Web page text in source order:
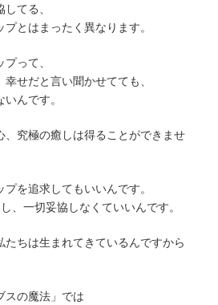
てる、
とはまったく異なります。
って、
せだと言い聞かせてても、
んです。
究極の癒しは得ることができませ
を追求してもいいんです。
、一切妥協しなくていいんです。
ちは生まれてきているんですから
スの魔法」では